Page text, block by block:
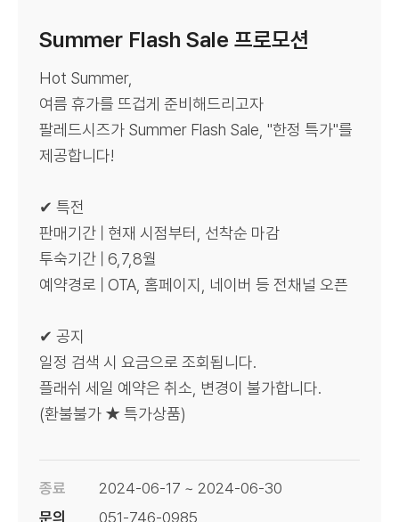
Summer Flash Sale 프로모션
Hot Summer,
여름 휴가를 뜨겁게 준비해드리고자
팔레드시즈가 Summer Flash Sale, "한정 특가"를
제공합니다!
✔ 특전
판매기간 | 현재 시점부터, 선착순 마감
투숙기간 | 6,7,8월
예약경로 | OTA, 홈페이지, 네이버 등 전채널 오픈
✔ 공지
일정 검색 시 요금으로 조회됩니다.
플래쉬 세일 예약은 취소, 변경이 불가합니다.
(환불불가 ★ 특가상품)
종료
2024-06-17 ~ 2024-06-30
문의
051-746-0985